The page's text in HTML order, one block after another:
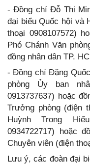
- Đồng chí Đỗ Thị
đại biểu Quốc hội và
thoại 0908107572)
Phó Chánh Văn
đồng nhân dân TP.
- Đồng chí Đặng
phòng Ủy ban
0913737637) hoặc
Trưởng phòng (điện
Huỳnh Trọng
0934722717) hoặc
Chuyên viên (điện
Lưu ý, các đoàn đại